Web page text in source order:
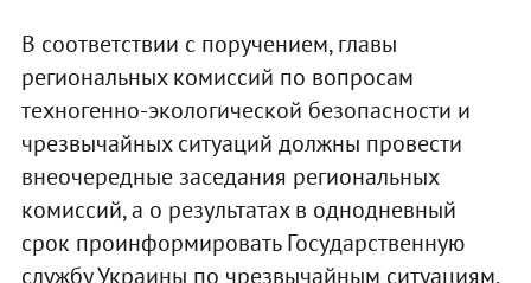
В соответствии с поручением, главы
региональных комиссий по вопросам
техногенно-экологической безопасности и
чрезвычайных ситуаций должны провести
внеочередные заседания региональных
комиссий, а о результатах в однодневный
срок проинформировать Государственную
службу Украины по чрезвычайным ситуациям.